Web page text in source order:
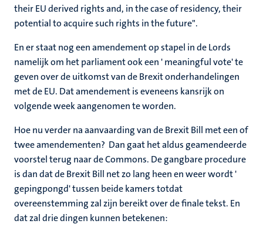
their EU derived rights and, in the case of residency, their
potential to acquire such rights in the future".
En er staat nog een amendement op stapel in de Lords
namelijk om het parliament ook een ' meaningful vote' te
geven over de uitkomst van de Brexit onderhandelingen
met de EU. Dat amendement is eveneens kansrijk on
volgende week aangenomen te worden.
Hoe nu verder na aanvaarding van de Brexit Bill met een of
twee amendementen? Dan gaat het aldus geamendeerde
voorstel terug naar de Commons. De gangbare procedure
is dan dat de Brexit Bill net zo lang heen en weer wordt '
gepingpongd' tussen beide kamers totdat
overeenstemming zal zijn bereikt over de finale tekst. En
dat zal drie dingen kunnen betekenen: